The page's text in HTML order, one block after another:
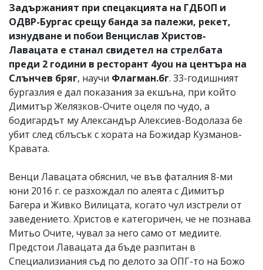
Задържаният при спецакцията на ГДБОП и
ОДВР-Бургас срещу банда за палежи, рекет,
изнудване и побои Венцислав Христов-
Лавацата е станал свидетел на стрелбата
преди 2 години в ресторант 4you на центъра на
Слънчев бряг, научи Флагман.бг. 33-годишният
бургазлия е дал показания за екшъна, при който
Димитър Желязков-Очите оцеля по чудо, а
бодигардът му Александър Алексиев-Водолаза бе
убит след сблъсък с хората на Божидар Кузманов-
Кравата.
Венци Лавацата обяснил, че във фаталния 8-ми
юни 2016 г. се разхождал по алеята с Димитър
Багера и Живко Вилицата, когато чул изстрели от
заведението. Христов е категоричен, че не познава
Митьо Очите, чувал за него само от медиите.
Предстои Лавацата да бъде разпитан в
Специализиания съд по делото за ОПГ-то на Божо